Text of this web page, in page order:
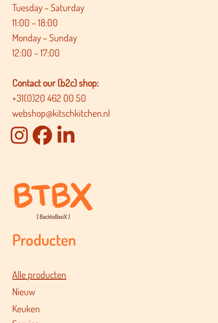
Tuesday – Saturday
11:00 – 18:00
Monday – Sunday
12:00 – 17:00
Contact our (b2c) shop:
+31(0)20 462 00 50
webshop@kitschkitchen.nl
Producten
Alle producten
Nieuw
Keuken